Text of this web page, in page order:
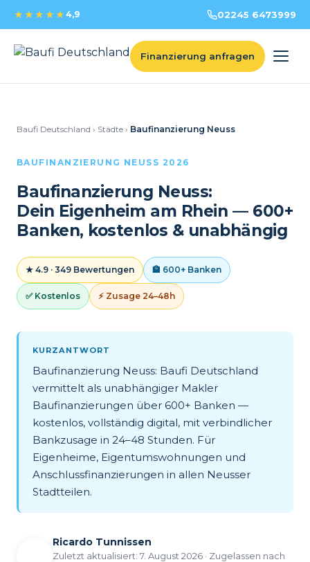
★★★★★ 4,9 02245 6473999
Finanzierung anfragen
Baufi Deutschland › Städte › Baufinanzierung Neuss
BAUFINANZIERUNG NEUSS 2026
Baufinanzierung Neuss:
Dein Eigenheim am Rhein — 600+
Banken, kostenlos & unabhängig
★ 4.9 · 349 Bewertungen 🏦 600+ Banken
✅ Kostenlos ⚡ Zusage 24–48h
KURZANTWORT
Baufinanzierung Neuss: Baufi Deutschland
vermittelt als unabhängiger Makler
Baufinanzierungen über 600+ Banken —
kostenlos, vollständig digital, mit verbindlicher
Bankzusage in 24–48 Stunden. Für
Eigenheime, Eigentumswohnungen und
Anschlussfinanzierungen in allen Neusser
Stadtteilen.
Ricardo Tunnissen
Zuletzt aktualisiert: 7. August 2026 · Zugelassen nach